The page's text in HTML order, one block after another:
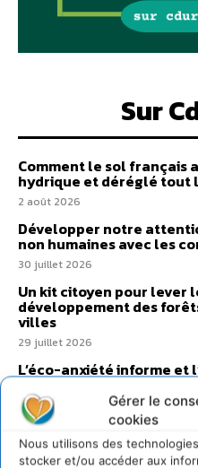
Gérer le
cookies
Nous utilisons des
stocker et/ou accéder aux
Sur
Comment le sol français
hydrique et déréglé
2 août 2026
Développer notre
non humaines avec les
30 juillet 2026
Un kit citoyen pour lever
développement des
villes
29 juillet 2026
L’éco-anxiété informe
28 juillet 2026
7 indicateurs pour des
adaptées au
27 juillet 2026